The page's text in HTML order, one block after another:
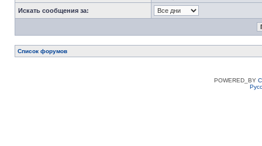
Искать сообщения за:
Список форумов
POWERED_BY